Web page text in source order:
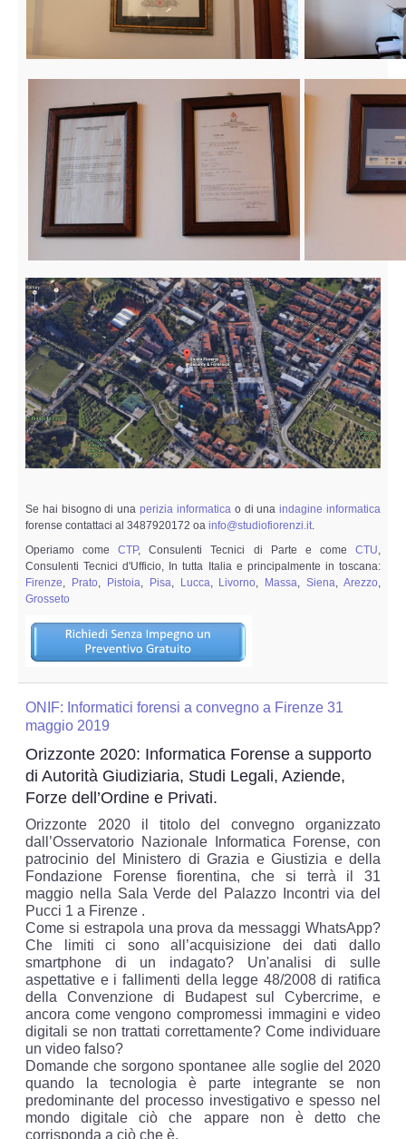
Se hai bisogno di unaperizia informaticao di unaindagine informatica
forense contattaci al 3487920172 oa info@studiofiorenzi.it.
Operiamo comeCTP, Consulenti Tecnici di Parte e comeCTU,
Consulenti Tecnici d'Ufficio, In tutta Italia e principalmente in toscana:
Firenze, Prato, Pistoia, Pisa, Lucca, Livorno, Massa,Siena, Arezzo,
Grosseto
ONIF: Informatici forensi a convegno a Firenze 31
maggio 2019
Orizzonte 2020: Informatica Forense a supporto
di Autorità Giudiziaria, Studi Legali, Aziende,
Forze dell’Ordine e Privati.
Orizzonte 2020 il titolo del convegno organizzato
dall’Osservatorio Nazionale Informatica Forense, con
patrocinio del Ministero di Grazia e Giustizia e della
Fondazione Forense fiorentina, che si terrà il 31
maggio nella Sala Verde del Palazzo Incontri via del
Pucci 1 a Firenze .
Come si estrapola una prova da messaggi WhatsApp?
Che limiti ci sono all’acquisizione dei dati dallo
smartphone di un indagato? Un'analisi di sulle
aspettative e i fallimenti della legge 48/2008 di ratifica
della Convenzione di Budapest sul Cybercrime, e
ancora come vengono compromessi immagini e video
digitali se non trattati correttamente? Come individuare
un video falso?
Domande che sorgono spontanee alle soglie del 2020
quando la tecnologia è parte integrante se non
predominante del processo investigativo e spesso nel
mondo digitale ciò che appare non è detto che
corrisponda a ciò che è.